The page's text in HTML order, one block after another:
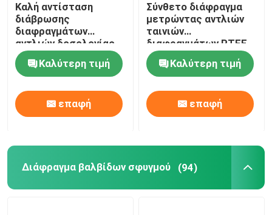
Καλή αντίσταση
διάβρωσης
διαφραγμάτων
αντλιών δοσολογίας
ελαστικότητας PTFE
EPDMΚαλύτερη τιμή
επαφή
Σύνθετο διάφραγμα
μετρώντας αντλιών
ταινιών
διαφραγμάτων PTFE
EPDM
Καλύτερη τιμή
επαφή
Διάφραγμα βαλβίδων σφυγμού (94)